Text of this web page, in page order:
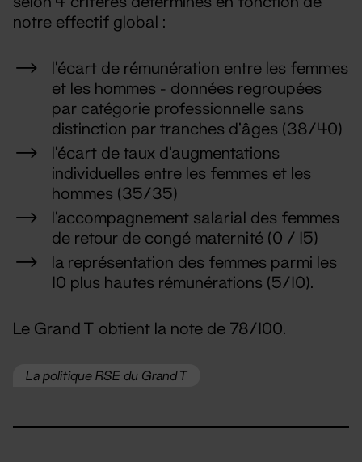
notre effectif global :
l’écart de rémunération entre les femmes
et les hommes - données regroupées
par catégorie professionnelle sans
distinction par tranches d'âges (38/40)
l’écart de taux d’augmentations
individuelles entre les femmes et les
hommes (35/35)
l’accompagnement salarial des femmes
de retour de congé maternité (0 / 15)
la représentation des femmes parmi les
10 plus hautes rémunérations (5/10).
Le Grand T obtient la note de 78/100.
La politique RSE du Grand T